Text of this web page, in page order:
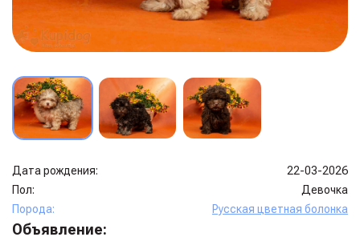
Дата рождения:
22-03-2026
Пол:
Девочка
Порода:
Русская цветная болонка
Объявление: